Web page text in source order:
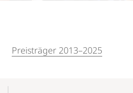
Preisträger 2013–2025